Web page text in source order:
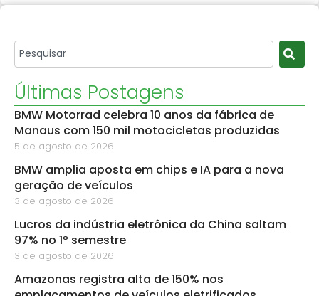
Últimas Postagens
BMW Motorrad celebra 10 anos da fábrica de
Manaus com 150 mil motocicletas produzidas
5 de agosto de 2026
BMW amplia aposta em chips e IA para a nova
geração de veículos
3 de agosto de 2026
Lucros da indústria eletrônica da China saltam
97% no 1º semestre
3 de agosto de 2026
Amazonas registra alta de 150% nos